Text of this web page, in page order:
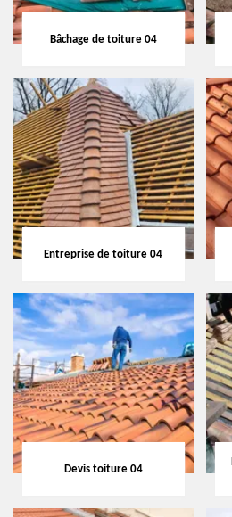
Bâchage de toiture 04
Entreprise de toiture 04
Devis toiture 04